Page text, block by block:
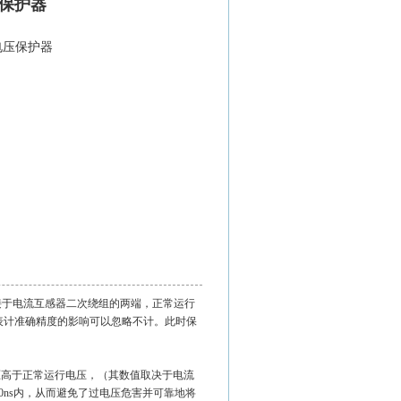
护器
保护器
电流互感器二次绕组的两端，正常运行
准确精度的影响可以忽略不计。此时保
正常运行电压，（其数值取决于电流
内，从而避免了过电压危害并可靠地将